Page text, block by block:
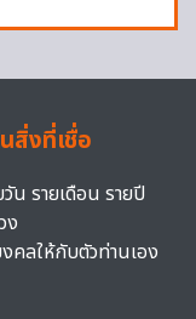
สิ่งที่เชื่อ
น รายเดือน รายปี
ง
คลให้กับตัวท่านเอง